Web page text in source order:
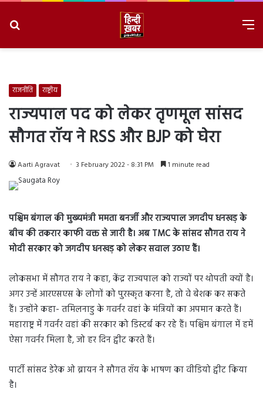
राजनीति राष्ट्रीय
राज्यपाल पद को लेकर तृणमूल सांसद
सौगत रॉय ने RSS और BJP को घेरा
Aarti Agravat 3 February 2022 - 8:31 PM 1 minute read
पश्चिम बंंगाल की मुख्यमंत्री ममता बनर्जी और राज्यपाल जगदीप धनखड़ के
बीच की तकरार काफी वक्त से जारी है। अब TMC के सांसद सौगत राय ने
मोदी सरकार को जगदीप धनखड़ को लेकर सवाल उठाए हैं।
लोकसभा में सौगत राय ने कहा, केंद्र राज्यपाल को राज्यों पर थोपती क्यों है।
अगर उन्हें आरएसएस के लोगों को पुरस्कृत करना है, तो वे बेशक कर सकते
हैं। उन्होंने कहा- तमिलनाडु के गवर्नर वहां के मंत्रियों का अपमान करते हैं।
महाराष्ट्र में गवर्नर वहां की सरकार को डिस्टर्ब कर रहे हैं। पश्चिम बंगाल में हमें
ऐसा गवर्नर मिला है, जो हर दिन ट्वीट करते हैं।
पार्टी सांसद डेरेक ओ ब्रायन ने सौगत रॉय के भाषण का वीडियो ट्वीट किया
है।